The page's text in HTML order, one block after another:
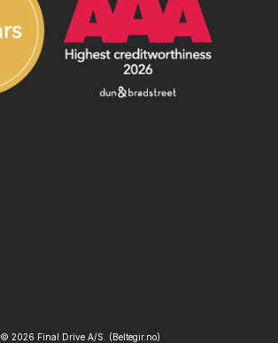
© 2026 Final Drive A/S. (Beltegir.no)